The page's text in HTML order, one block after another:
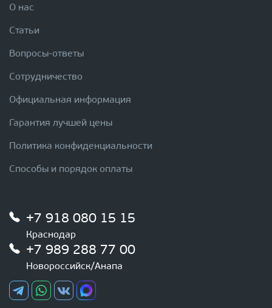
О нас
Статьи
Вопросы-ответы
Сотрудничество
Официальная информация
Гарантия лучшей цены
Политика конфиденциальности
Способы и порядок оплаты
+7 918 080 15 15
Краснодар
+7 989 288 77 00
Новороссийск/Анапа